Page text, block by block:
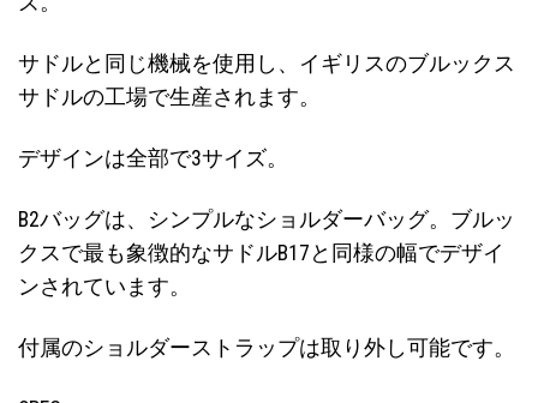
サドルと同じ機械を使用し、イギリスのブルックス
サドルの工場で生産されます。
デザインは全部で3サイズ。
B2バッグは、シンプルなショルダーバッグ。ブルッ
クスで最も象徴的なサドルB17と同様の幅でデザイ
ンされています。
付属のショルダーストラップは取り外し可能です。